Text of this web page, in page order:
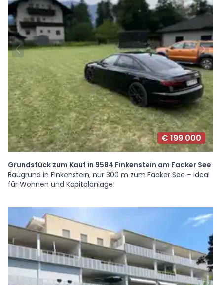
€ 199.000
Grundstück zum Kauf in 9584 Finkenstein am Faaker See
Baugrund in Finkenstein, nur 300 m zum Faaker See – ideal
für Wohnen und Kapitalanlage!